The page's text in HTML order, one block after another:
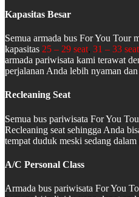
Kapasitas Besar
Semua armada bus For You Tour
kapasitas 25 – 29 seat, 31 – 33 seat
armada pariwisata kami terawat
perjalanan Anda lebih nyaman
Recleaning Seat
Semua bus pariwisata For You
Recleaning seat sehingga Anda
tempat duduk meski sedang
A/C Personal Class
Armada bus pariwisata For You